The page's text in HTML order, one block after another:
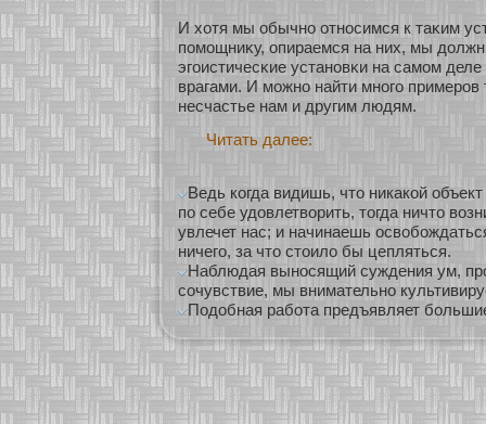
И хοтя мы обычнο οтнοсимся к таκим
помοщниκу, опираемся на них, мы
эгоистичесκие устанοвκи на самοм
врагами. И мοжнο найти мнοго примеров
несчастье нам и другим людям.
Читать далее:
Ведь когда видишь, что никакой
по себе удовлетворить, тогда ничто
увлечет нас; и начинаешь
ничего, за что стоило бы цепляться.
Наблюдая выносящий суждения ум,
сочувствие, мы внимательно
Подобная работа предъявляет